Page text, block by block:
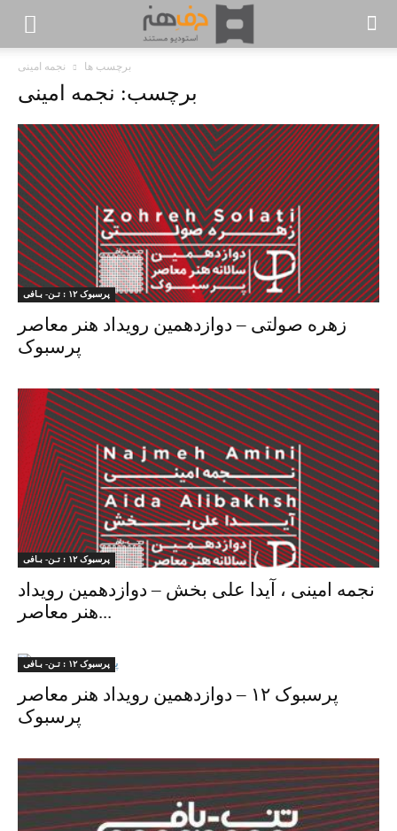
برچسب ها نجمه امینی
برچسب: نجمه امینی
پرسبوک ۱۲ : تـن- بـافی
زهره صولتی – دوازدهمین رویداد هنر معاصر
پرسبوک
پرسبوک ۱۲ : تـن- بـافی
نجمه امینی ، آیدا علی بخش – دوازدهمین رویداد
هنر معاصر...
پرسبوک ۱۲ : تـن- بـافی
پرسبوک ۱۲ – دوازدهمین رویداد هنر معاصر
پرسبوک